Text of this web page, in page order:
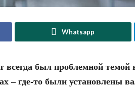
Whatsapp
был проблемной темой
– где-то были установлены